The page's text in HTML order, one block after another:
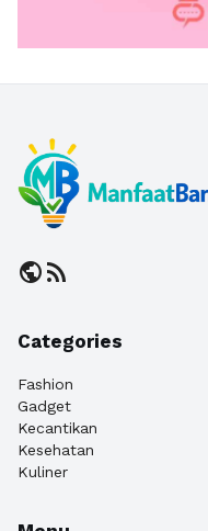
publicrss_feed
Categories
Fashion
Gadget
Kecantikan
Kesehatan
Kuliner